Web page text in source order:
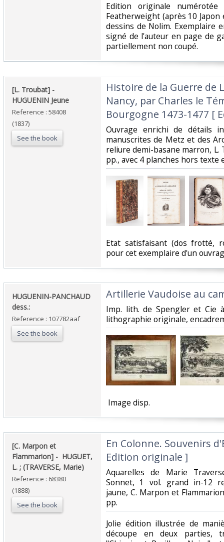
‎Edition originale
Featherweight (après 10
dessins de Nolim. Exemplaire
signé de l'auteur en page de
partiellement non coupé.‎
‎[L. Troubat] - ‎
‎HUGUENIN Jeune‎
Reference : 58408
(1837)
See the book
‎Histoire de la Guerre de
Nancy, par Charles le
Bourgogne 1473-1477 [
‎Ouvrage enrichi de détails
manuscrites de Metz et des
reliure demi-basane marron, L.
pp., avec 4 planches hors
‎Etat satisfaisant (dos frotté,
pour cet exemplaire d'un
‎HUGUENIN-PANCHAUD
dess.:‎
Reference : 107782aaf
See the book
‎Artillerie Vaudoise au
‎Imp. lith. de Spengler et Cie
lithographie originale,
‎ Image disp.‎
‎[C. Marpon et
Flammarion] - ‎ ‎HUGUET,
L. ; (TRAVERSE, Marie)‎
Reference : 68380
(1888)
See the book
‎En Colonne. Souvenirs
Edition originale ]‎
‎Aquarelles de Marie
Sonnet, 1 vol. grand in-12
jaune, C. Marpon et
pp.‎
‎Jolie édition illustrée de
découpe en deux parties,